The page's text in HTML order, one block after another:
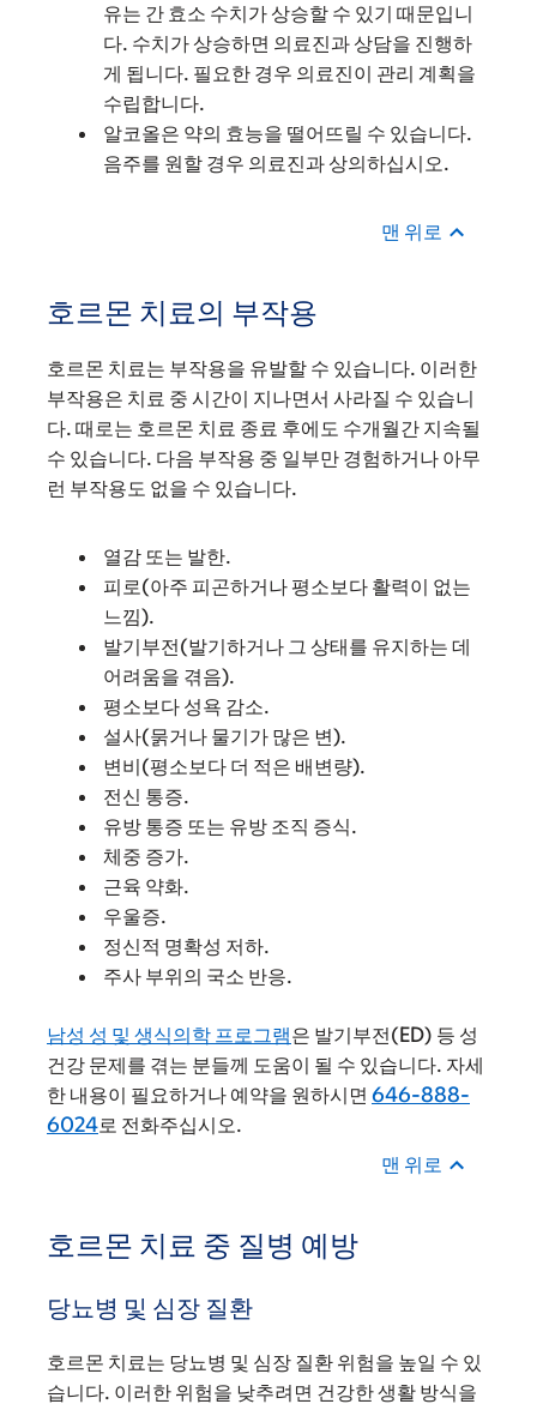
유는 간 효소 수치가 상승할 수 있기 때문입니
다. 수치가 상승하면 의료진과 상담을 진행하
게 됩니다. 필요한 경우 의료진이 관리 계획을
수립합니다.
알코올은 약의 효능을 떨어뜨릴 수 있습니다.
음주를 원할 경우 의료진과 상의하십시오.
맨 위로
호르몬 치료의 부작용
호르몬 치료는 부작용을 유발할 수 있습니다. 이러한
부작용은 치료 중 시간이 지나면서 사라질 수 있습니
다. 때로는 호르몬 치료 종료 후에도 수개월간 지속될
수 있습니다. 다음 부작용 중 일부만 경험하거나 아무
런 부작용도 없을 수 있습니다.
열감 또는 발한.
피로(아주 피곤하거나 평소보다 활력이 없는
느낌).
발기부전(발기하거나 그 상태를 유지하는 데
어려움을 겪음).
평소보다 성욕 감소.
설사(묽거나 물기가 많은 변).
변비(평소보다 더 적은 배변량).
전신 통증.
유방 통증 또는 유방 조직 증식.
체중 증가.
근육 약화.
우울증.
정신적 명확성 저하.
주사 부위의 국소 반응.
남성 성 및 생식의학 프로그램은 발기부전(ED) 등 성
건강 문제를 겪는 분들께 도움이 될 수 있습니다. 자세
한 내용이 필요하거나 예약을 원하시면 646-888-
6024로 전화주십시오.
맨 위로
호르몬 치료 중 질병 예방
당뇨병 및 심장 질환
호르몬 치료는 당뇨병 및 심장 질환 위험을 높일 수 있
습니다. 이러한 위험을 낮추려면 건강한 생활 방식을